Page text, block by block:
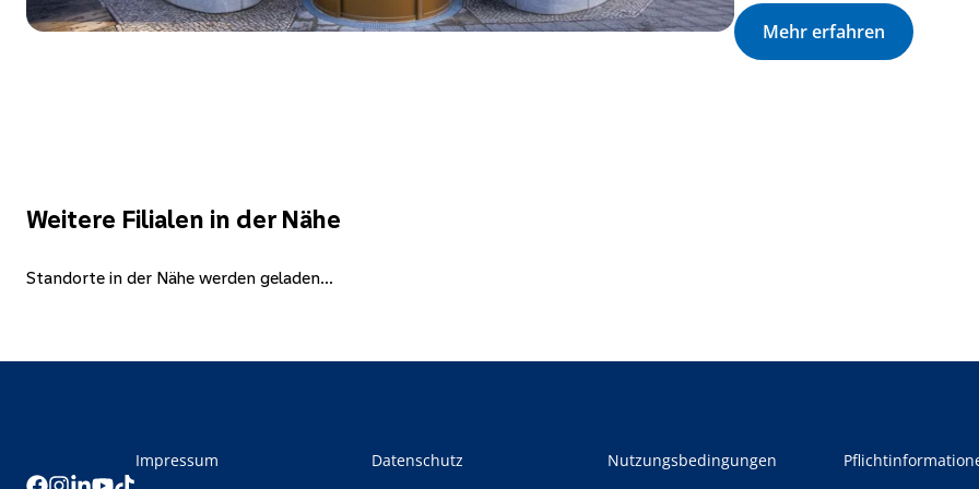
Mehr erfahren
Weitere Filialen in der Nähe
Standorte in der Nähe werden geladen...
Impressum Datenschutz Nutzungsbedingungen